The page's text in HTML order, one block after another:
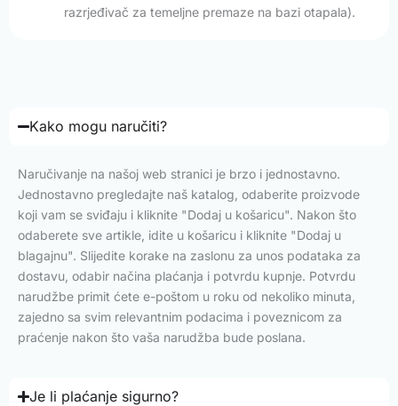
razrjeđivač za temeljne premaze na bazi otapala).
Kako mogu naručiti?
Naručivanje na našoj web stranici je brzo i jednostavno.
Jednostavno pregledajte naš katalog, odaberite proizvode
koji vam se sviđaju i kliknite "Dodaj u košaricu". Nakon što
odaberete sve artikle, idite u košaricu i kliknite "Dodaj u
blagajnu". Slijedite korake na zaslonu za unos podataka za
dostavu, odabir načina plaćanja i potvrdu kupnje. Potvrdu
narudžbe primit ćete e-poštom u roku od nekoliko minuta,
zajedno sa svim relevantnim podacima i poveznicom za
praćenje nakon što vaša narudžba bude poslana.
Je li plaćanje sigurno?